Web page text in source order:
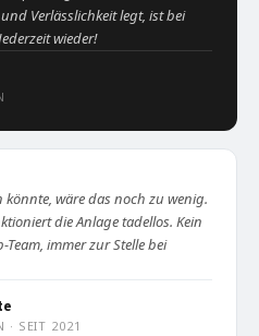
Verlässlichkeit legt, ist bei
wieder!
könnte, wäre das noch zu wenig.
die Anlage tadellos. Kein
Team, immer zur Stelle bei
· SEIT 2021